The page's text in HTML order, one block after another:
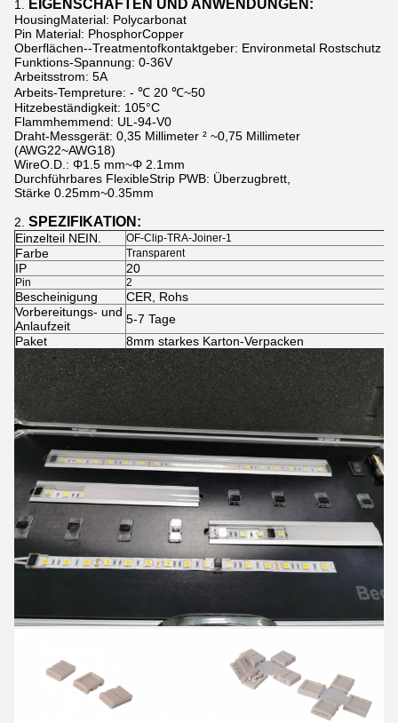
1. EIGENSCHAFTEN UND ANWENDUNGEN:
HousingMaterial: Polycarbonat
Pin Material: PhosphorCopper
Oberflächen--Treatmentofkontaktgeber: Environmetal Rostschutz
Funktions-Spannung: 0-36V
Arbeitsstrom: 5A
Arbeits-Tempreture: - ℃ 20 ℃~50
Hitzebeständigkeit: 105°C
Flammhemmend: UL-94-V0
Draht-Messgerät: 0,35 Millimeter ² ~0,75 Millimeter
(AWG22~AWG18)
WireO.D.: Φ1.5 mm~Φ 2.1mm
Durchführbares FlexibleStrip PWB: Überzugbrett,
Stärke 0.25mm~0.35mm
2. SPEZIFIKATION:
Einzelteil NEIN. OF-Clip-TRA-Joiner-1
Farbe Transparent
IP 20
Pin 2
Bescheinigung
CER, Rohs
Vorbereitungs- und
Anlaufzeit
5-7 Tage
Paket
8mm starkes Karton-Verpacken